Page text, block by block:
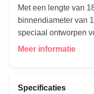
Met een lengte van
binnendiameter van
speciaal ontworpen
Meer informatie
Specificaties